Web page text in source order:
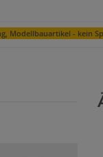
Modellbauartikel - kein